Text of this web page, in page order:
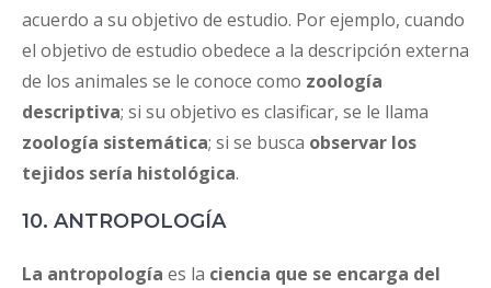
acuerdo a su objetivo de estudio. Por ejemplo, cuando
el objetivo de estudio obedece a la descripción externa
de los animales se le conoce como zoología
descriptiva; si su objetivo es clasificar, se le llama
zoología sistemática; si se busca observar los
tejidos sería histológica.
10. ANTROPOLOGÍA
La antropología es la ciencia que se encarga del